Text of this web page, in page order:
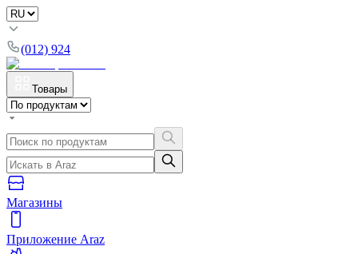
(012) 924
Товары
Магазины
Приложение Araz